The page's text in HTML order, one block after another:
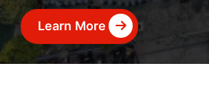
Learn More